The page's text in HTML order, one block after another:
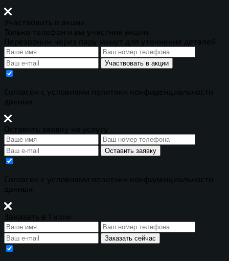
Участвовать в акции
Только телефон и вы участник акции.
Перезвоним через пару минут для уточнения деталей
Участвовать в акции
Cогласен с условиями политики конфиденциальности
данных
Оставить заявку на услугу
Оставить заявку
Cогласен с условиями политики конфиденциальности
данных
Заказать в 1 клик
Заказать сейчас